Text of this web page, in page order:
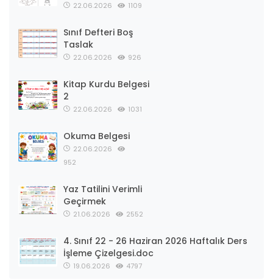
22.06.2026 1109
Sınıf Defteri Boş
Taslak
22.06.2026 926
Kitap Kurdu Belgesi
2
22.06.2026 1031
Okuma Belgesi
22.06.2026
952
Yaz Tatilini Verimli
Geçirmek
21.06.2026 2552
4. Sınıf 22 - 26 Haziran 2026 Haftalık Ders
İşleme Çizelgesi.doc
19.06.2026 4797